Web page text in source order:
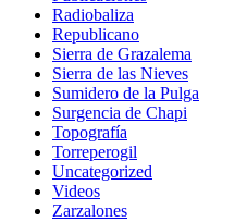
Radiobaliza
Republicano
Sierra de Grazalema
Sierra de las Nieves
Sumidero de la Pulga
Surgencia de Chapi
Topografía
Torreperogil
Uncategorized
Videos
Zarzalones